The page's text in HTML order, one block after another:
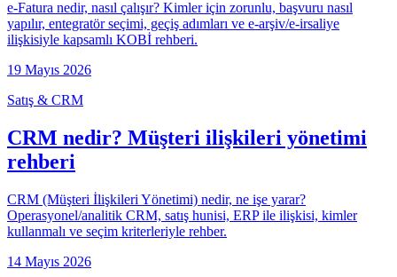
e-Fatura nedir, nasıl çalışır? Kimler için zorunlu, başvuru nasıl
yapılır, entegratör seçimi, geçiş adımları ve e-arşiv/e-irsaliye
ilişkisiyle kapsamlı KOBİ rehberi.
19 Mayıs 2026
Satış & CRM
CRM nedir? Müşteri ilişkileri yönetimi
rehberi
CRM (Müşteri İlişkileri Yönetimi) nedir, ne işe yarar?
Operasyonel/analitik CRM, satış hunisi, ERP ile ilişkisi, kimler
kullanmalı ve seçim kriterleriyle rehber.
14 Mayıs 2026